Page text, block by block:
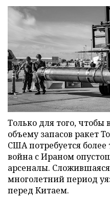
Только для того, чтобы
объему запасов ракет
США потребуется
война с Ираном
арсеналы.
многолетний период
перед Китаем.